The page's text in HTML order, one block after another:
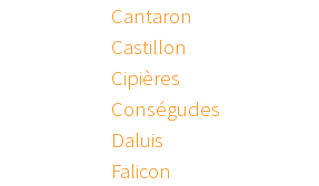
Cantaron
Castillon
Cipières
Conségudes
Daluis
Falicon